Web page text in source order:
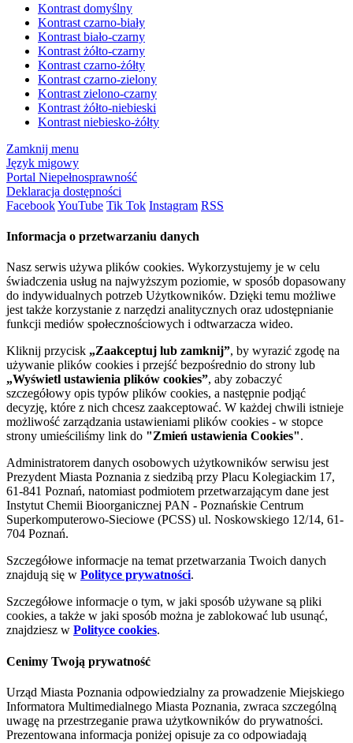
Kontrast domyślny
Kontrast czarno-biały
Kontrast biało-czarny
Kontrast żółto-czarny
Kontrast czarno-żółty
Kontrast czarno-zielony
Kontrast zielono-czarny
Kontrast żółto-niebieski
Kontrast niebiesko-żółty
Zamknij menu
Język migowy
Portal Niepełnosprawność
Deklaracja dostępności
FacebookYouTube Tik Tok Instagram RSS
Informacja o przetwarzaniu danych
Nasz serwis używa plików cookies. Wykorzystujemy je w celu
świadczenia usług na najwyższym poziomie, w sposób dopasowany
do indywidualnych potrzeb Użytkowników. Dzięki temu możliwe
jest także korzystanie z narzędzi analitycznych oraz udostępnianie
funkcji mediów społecznościowych i odtwarzacza wideo.
Kliknij przycisk „Zaakceptuj lub zamknij”, by wyrazić zgodę na
używanie plików cookies i przejść bezpośrednio do strony lub
„Wyświetl ustawienia plików cookies”, aby zobaczyć
szczegółowy opis typów plików cookies, a następnie podjąć
decyzję, które z nich chcesz zaakceptować. W każdej chwili istnieje
możliwość zarządzania ustawieniami plików cookies - w stopce
strony umieściliśmy link do "Zmień ustawienia Cookies".
Administratorem danych osobowych użytkowników serwisu jest
Prezydent Miasta Poznania z siedzibą przy Placu Kolegiackim 17,
61-841 Poznań, natomiast podmiotem przetwarzającym dane jest
Instytut Chemii Bioorganicznej PAN - Poznańskie Centrum
Superkomputerowo-Sieciowe (PCSS) ul. Noskowskiego 12/14, 61-
704 Poznań.
Szczegółowe informacje na temat przetwarzania Twoich danych
znajdują się w Polityce prywatności.
Szczegółowe informacje o tym, w jaki sposób używane są pliki
cookies, a także w jaki sposób można je zablokować lub usunąć,
znajdziesz w Polityce cookies.
Cenimy Twoją prywatność
Urząd Miasta Poznania odpowiedzialny za prowadzenie Miejskiego
Informatora Multimedialnego Miasta Poznania, zwraca szczególną
uwagę na przestrzeganie prawa użytkowników do prywatności.
Prezentowana informacja poniżej opisuje za co odpowiadają